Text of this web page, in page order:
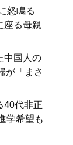
ット上で
上事件や犯
てきたの
ネット批評
怒鳴る
座る母親
中国人の
が「まさ
40代非正
学希望も